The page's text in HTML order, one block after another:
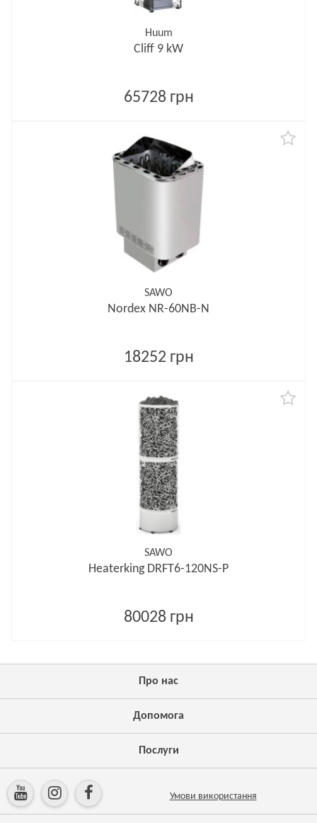
Huum
Cliff 9 kW
65728 грн
SAWO
Nordex NR-60NB-N
18252 грн
SAWO
Heaterking DRFT6-120NS-P
80028 грн
Про нас
Допомога
Послуги
Умови використання